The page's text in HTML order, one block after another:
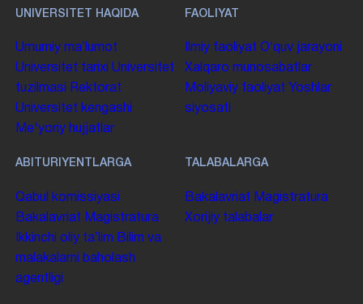
UNIVERSITET HAQIDA
Umumiy maʼlumot
Universitet tarixi Universitet
tuzilmasi
Rektorat
Universitet kengashi
Me'yoriy hujjatlar
FAOLIYAT
Ilmiy faoliyat Oʻquv jarayoni
Xalqaro munosabatlar
Moliyaviy faoliyat Yoshlar
siyosati
ABITURIYENTLARGA
Qabul komissiyasi
Bakalavriat Magistratura
Ikkinchi oliy taʼlim Bilim va
malakalarni baholash
agentligi
TALABALARGA
Bakalavriat Magistratura
Xorijiy talabalar